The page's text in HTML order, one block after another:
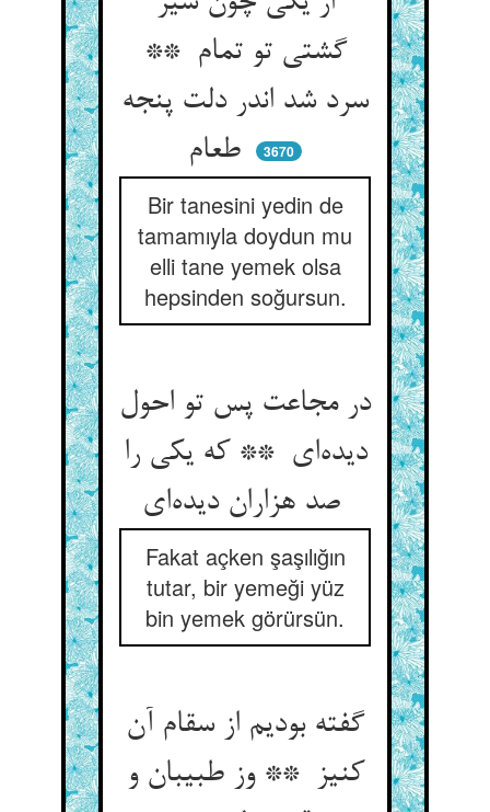
گشتی تو تمام **
سرد شد اندر دلت پنجه
3670
Bir tanesini yedin de
tamamıyla doydun mu
elli tane yemek olsa
hepsinden soğursun.
در مجاعت پس تو احول
دیده‌ای ** که یکی را
صد هزاران دیده‌ای
Fakat açken şaşılığın
tutar, bir yemeği yüz
bin yemek görürsün.
گفته بودیم از سقام آن
کنیز ** وز طبیبان و